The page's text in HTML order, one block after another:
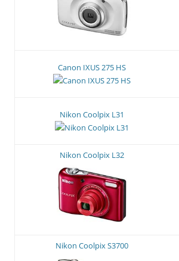
Canon IXUS 275 HS
Nikon Coolpix L31
Nikon Coolpix L32
Nikon Coolpix S3700